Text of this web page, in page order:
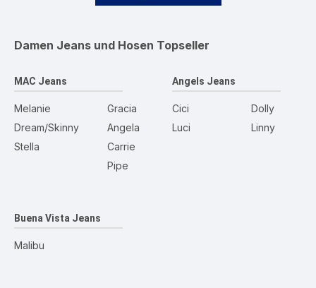
Damen Jeans und Hosen Topseller
MAC Jeans
Melanie
Dream/Skinny
Stella
Gracia
Angela
Carrie
Pipe
Angels Jeans
Cici
Luci
Dolly
Linny
Buena Vista Jeans
Malibu